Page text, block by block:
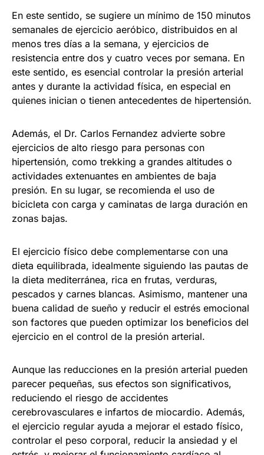
En este sentido, se sugiere un mínimo de 150 minutos
semanales de ejercicio aeróbico, distribuidos en al
menos tres días a la semana, y ejercicios de
resistencia entre dos y cuatro veces por semana. En
este sentido, es esencial controlar la presión arterial
antes y durante la actividad física, en especial en
quienes inician o tienen antecedentes de hipertensión.
Además, el Dr. Carlos Fernandez advierte sobre
ejercicios de alto riesgo para personas con
hipertensión, como trekking a grandes altitudes o
actividades extenuantes en ambientes de baja
presión. En su lugar, se recomienda el uso de
bicicleta con carga y caminatas de larga duración en
zonas bajas.
El ejercicio físico debe complementarse con una
dieta equilibrada, idealmente siguiendo las pautas de
la dieta mediterránea, rica en frutas, verduras,
pescados y carnes blancas. Asimismo, mantener una
buena calidad de sueño y reducir el estrés emocional
son factores que pueden optimizar los beneficios del
ejercicio en el control de la presión arterial.
Aunque las reducciones en la presión arterial pueden
parecer pequeñas, sus efectos son significativos,
reduciendo el riesgo de accidentes
cerebrovasculares e infartos de miocardio. Además,
el ejercicio regular ayuda a mejorar el estado físico,
controlar el peso corporal, reducir la ansiedad y el